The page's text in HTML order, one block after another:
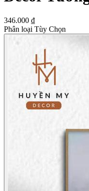
346.000 ₫
Phân loại Tùy Chọn